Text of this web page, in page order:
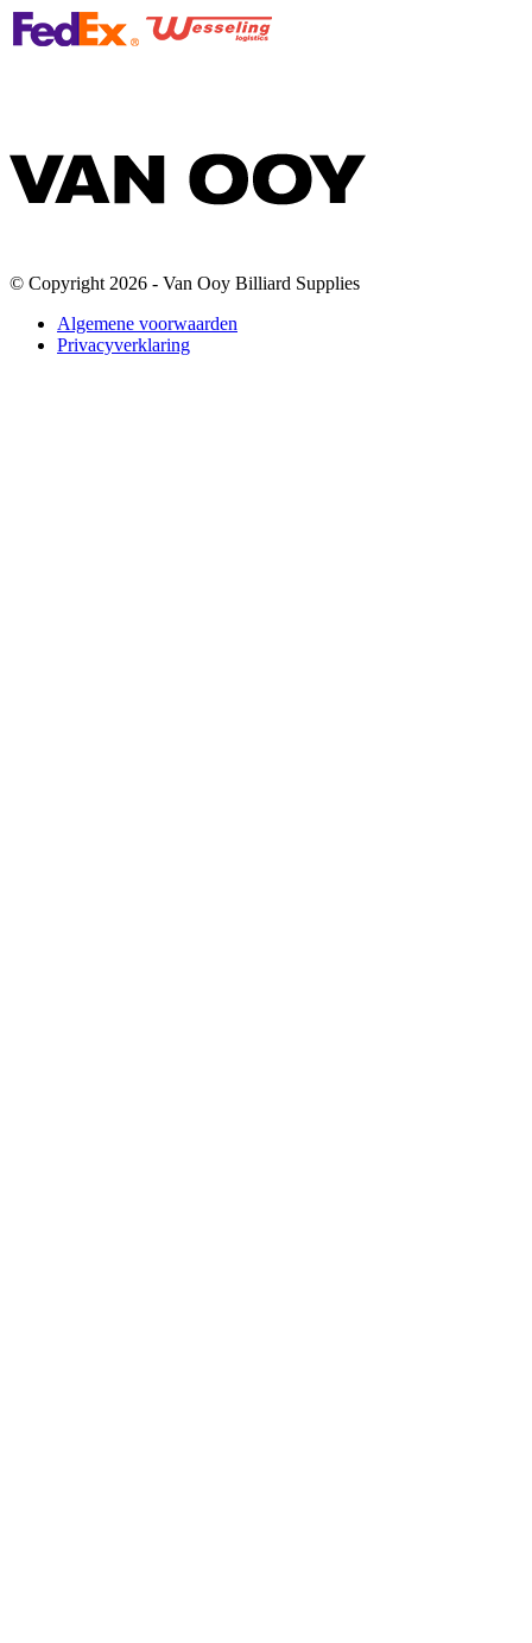
© Copyright 2026 - Van Ooy Billiard Supplies
Algemene voorwaarden
Privacyverklaring